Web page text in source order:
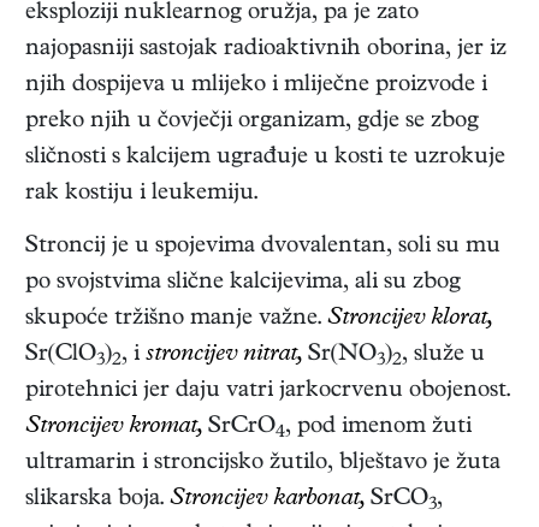
eksploziji nuklearnog oružja, pa je zato
najopasniji sastojak radioaktivnih oborina, jer iz
njih dospijeva u mlijeko i mliječne proizvode i
preko njih u čovječji organizam, gdje se zbog
sličnosti s kalcijem ugrađuje u kosti te uzrokuje
rak kostiju i leukemiju.
Stroncij je u spojevima dvovalentan, soli su mu
po svojstvima slične kalcijevima, ali su zbog
skupoće tržišno manje važne. Stroncijev klorat,
Sr(ClO3)2, i stroncijev nitrat, Sr(NO3)2, služe u
pirotehnici jer daju vatri jarkocrvenu obojenost.
Stroncijev kromat, SrCrO4, pod imenom žuti
ultramarin i stroncijsko žutilo, blještavo je žuta
slikarska boja. Stroncijev karbonat, SrCO3,